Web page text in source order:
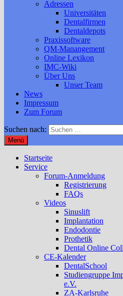
Adressen
Universitäten
Dentalfirmen
Dentaldepots
Praxissoftware
QM-Manangement
Online Lexikon
IMC-Wiki
Über Uns
Unser Team
News
Impressum
Zum Forum
Suchen nach:
Menü
Startseite
Service
Forum-Anmeldung
Registrierung
FAQs
Videos
Sinuslift
Implantation
Endodontie
Prothetik
Dental Online
CE-Kalender
DentalSchool
Studiengruppe
e.V.
ZA-Karlsruhe